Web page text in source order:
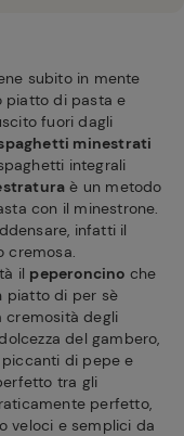
subito in mente
piatto di pasta e
fuori dagli
minestrati
integrali
è un metodo
con il minestrone.
infatti il
cremosa.
il peperoncino che
piatto di per sè
cremosità degli
del gambero,
di pepe e
tra gli
perfetto,
veloci e semplici da